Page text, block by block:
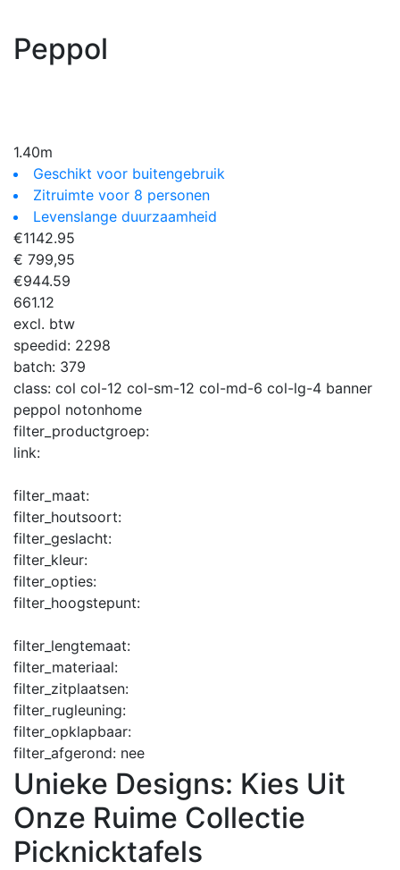
Peppol
1.40m
Geschikt voor buitengebruik
Zitruimte voor 8 personen
Levenslange duurzaamheid
€1142.95
€ 799,95
€944.59
661.12
excl. btw
speedid: 2298
batch: 379
class: col col-12 col-sm-12 col-md-6 col-lg-4 banner
peppol notonhome
filter_productgroep:
link:
filter_maat:
filter_houtsoort:
filter_geslacht:
filter_kleur:
filter_opties:
filter_hoogstepunt:
filter_lengtemaat:
filter_materiaal:
filter_zitplaatsen:
filter_rugleuning:
filter_opklapbaar:
filter_afgerond: nee
Unieke Designs: Kies Uit
Onze Ruime Collectie
Picknicktafels